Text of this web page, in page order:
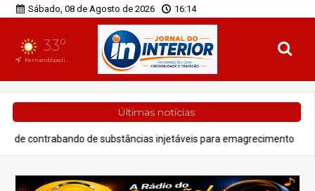
Sábado, 08 de Agosto de 2026 16:14
33°
Fernandópolis, SP
Últimas notícias
substâncias injetáveis para emagrecimento Polícia